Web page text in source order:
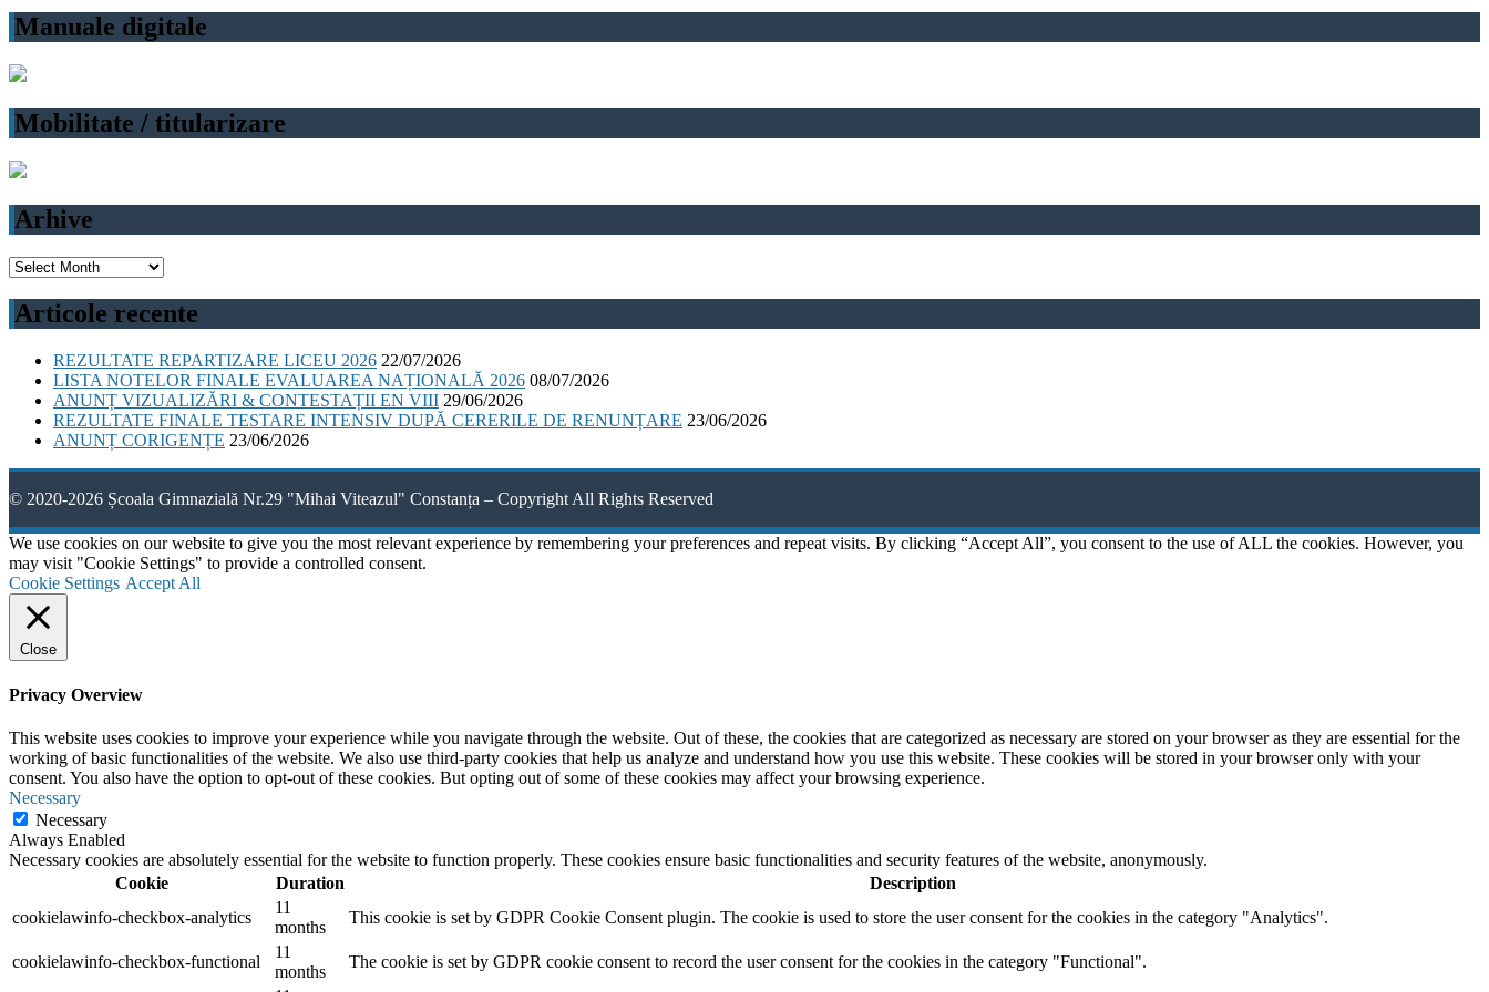
Manuale digitale
Mobilitate / titularizare
Arhive
Arhive
Articole recente
REZULTATE REPARTIZARE LICEU 2026 22/07/2026
LISTA NOTELOR FINALE EVALUAREA NAȚIONALĂ 2026 08/07/2026
ANUNȚ VIZUALIZĂRI & CONTESTAȚII EN VIII 29/06/2026
REZULTATE FINALE TESTARE INTENSIV DUPĂ CERERILE DE RENUNȚARE 23/06/2026
ANUNȚ CORIGENȚE 23/06/2026
© 2020-2026 Școala Gimnazială Nr.29 "Mihai Viteazul" Constanța – Copyright All Rights Reserved
We use cookies on our website to give you the most relevant experience by remembering your preferences and repeat visits. By clicking “Accept All”, you consent to the use of ALL the cookies. However, you
may visit "Cookie Settings" to provide a controlled consent.
Cookie Settings Accept All
Close
Privacy Overview
This website uses cookies to improve your experience while you navigate through the website. Out of these, the cookies that are categorized as necessary are stored on your browser as they are essential for the
working of basic functionalities of the website. We also use third-party cookies that help us analyze and understand how you use this website. These cookies will be stored in your browser only with your
consent. You also have the option to opt-out of these cookies. But opting out of some of these cookies may affect your browsing experience.
Necessary
Necessary
Always Enabled
Necessary cookies are absolutely essential for the website to function properly. These cookies ensure basic functionalities and security features of the website, anonymously.
Cookie
Duration
Description
cookielawinfo-checkbox-analytics
11
months
This cookie is set by GDPR Cookie Consent plugin. The cookie is used to store the user consent for the cookies in the category "Analytics".
cookielawinfo-checkbox-functional
11
months
The cookie is set by GDPR cookie consent to record the user consent for the cookies in the category "Functional".